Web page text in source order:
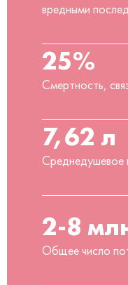
вредными
25%
Смертность,
7,62 л
Среднедушевое
2-8
Общее число